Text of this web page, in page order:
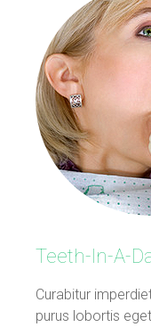
Teeth-In-A-
Curabitur
purus lobortis